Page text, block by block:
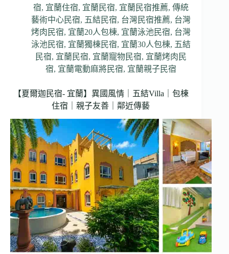
宿, 宜蘭住宿, 宜蘭民宿, 宜蘭民宿推薦,傳統
藝術中心民宿, 五結民宿, 台灣民宿推薦, 台灣
烤肉民宿, 宜蘭20人包棟, 宜蘭泳池民宿, 台灣
泳池民宿, 宜蘭獨棟民宿, 宜蘭30人包棟, 五結
民宿, 宜蘭民宿, 宜蘭寵物民宿, 宜蘭烤肉民
宿, 宜蘭電動麻將民宿, 宜蘭親子民宿
【夏爾迦民宿- 宜蘭】異國風情｜五結Villa｜包棟
住宿｜親子友善｜鄰近傳藝